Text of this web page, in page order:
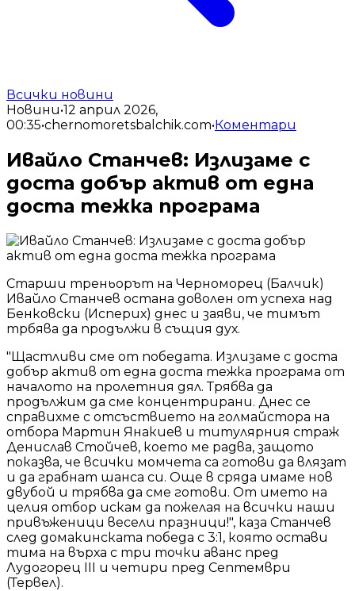
Всички новини
Новини•12 април 2026,
00:35•chernomoretsbalchik.com•Коментари
Ивайло Станчев: Излизаме с
доста добър актив от една
доста тежка програма
Старши треньорът на Черноморец (Балчик)
Ивайло Станчев остана доволен от успеха над
Бенковски (Исперих) днес и заяви, че тимът
трбява да продължи в същия дух.
"Щастливи сме от победата. Излизаме с доста
добър актив от една доста тежка програма от
началото на пролетния дял. Трябва да
продължим да сме концентрирани. Днес се
справихме с отсъствието на голмайстора на
отбора Мартин Янакиев и титулярния страж
Денислав Стойчев, което ме радва, защото
показва, че всички момчета са готови да влязат
и да грабнат шанса си. Още в сряда имаме нов
двубой и трябва да сме готови. От името на
целия отбор искам да пожелая на всички наши
привъженици весели празници!", каза Станчев
след домакинската победа с 3:1, която остави
тима на върха с три точки аванс пред
Лудогорец III и четири пред Септември
(Тервел).